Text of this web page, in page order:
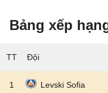
Bảng xếp
TT Đội
1 Levski Sofia